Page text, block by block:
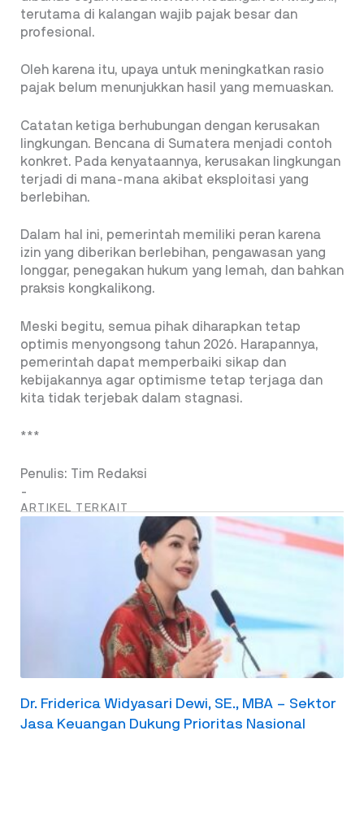
terutama di kalangan wajib pajak besar dan
profesional.
Oleh karena itu, upaya untuk meningkatkan rasio
pajak belum menunjukkan hasil yang memuaskan.
Catatan ketiga berhubungan dengan kerusakan
lingkungan. Bencana di Sumatera menjadi contoh
konkret. Pada kenyataannya, kerusakan lingkungan
terjadi di mana-mana akibat eksploitasi yang
berlebihan.
Dalam hal ini, pemerintah memiliki peran karena
izin yang diberikan berlebihan, pengawasan yang
longgar, penegakan hukum yang lemah, dan bahkan
praksis kongkalikong.
Meski begitu, semua pihak diharapkan tetap
optimis menyongsong tahun 2026. Harapannya,
pemerintah dapat memperbaiki sikap dan
kebijakannya agar optimisme tetap terjaga dan
kita tidak terjebak dalam stagnasi.
***
Penulis: Tim Redaksi
-
ARTIKEL TERKAIT
Dr. Friderica Widyasari Dewi, SE., MBA – Sektor
Jasa Keuangan Dukung Prioritas Nasional